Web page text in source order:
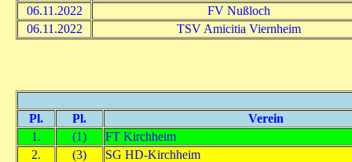
06.11.2022
FV Nußloch
06.11.2022
TSV Amicitia Viernheim
Pl. Pl.
Verein
1.
(1)
FT Kirchheim
2.
(3)
SG HD-Kirchheim